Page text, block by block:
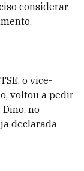
considerar
o vice-
voltou a pedir
Dino, no
declarada